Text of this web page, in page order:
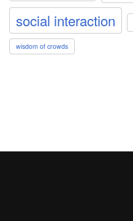
social interaction
wisdom of crowds